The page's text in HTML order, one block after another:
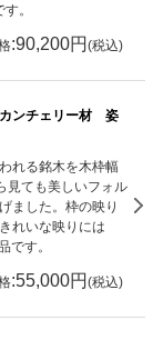
。
:90,200円 (税込)
ンチェリー材 姿
れる銘木を木枠幅
見ても美しいフォル
ました。枠の映り
れいな映りには
です。
:55,000円 (税込)